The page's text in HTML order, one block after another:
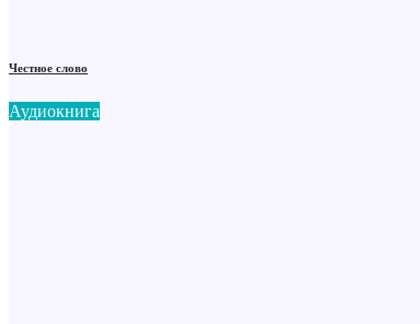
Честное слово
Аудиокнига